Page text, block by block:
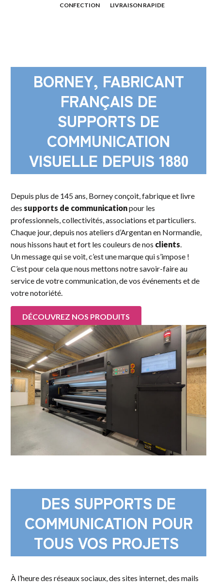
CONFECTION LIVRAISON RAPIDE
BORNEY, FABRICANT
FRANÇAIS DE
SUPPORTS DE
COMMUNICATION
VISUELLE DEPUIS 1880
Depuis plus de 145 ans, Borney conçoit, fabrique et livre
des supports de communicationpour les
professionnels, collectivités, associations et particuliers.
Chaque jour, depuis nos ateliers d’Argentan en Normandie,
nous hissons haut et fort les couleurs de nos clients.
Un message qui se voit, c’est une marque qui s’impose !
C’est pour cela que nous mettons notre savoir-faire au
service de votre communication, de vos événements et de
votre notoriété.
DÉCOUVREZ NOS PRODUITS
DES SUPPORTS DE
COMMUNICATION POUR
TOUS VOS PROJETS
À l’heure des réseaux sociaux, des sites internet, des mails